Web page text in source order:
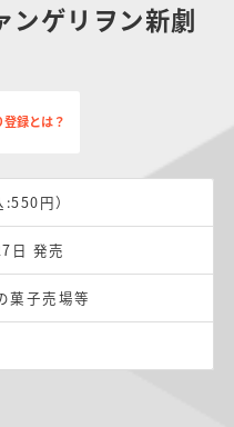
ンゲリヲン新劇
録とは？
円）
日 発売
菓子売場等